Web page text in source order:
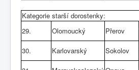
Kategorie starší dorostenky:
29.
Olomoucký Přerov
30.
Karlovarský Sokolov